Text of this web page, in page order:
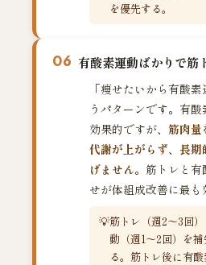
を優先する。
06 有酸素運動ばかりで筋
「痩せたいから有酸
うパターンです。有
効果的ですが、 筋肉量
代謝が上がらず、長
げません。筋トレと有
せが体組成改善に最も
筋トレ（週2〜3回
動（週1〜2回）を
る。筋トレ後に有